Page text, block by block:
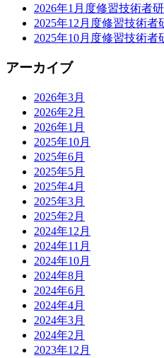
2026年1月度修習技術者
2025年12月度修習技術者
2025年10月度修習技術
アーカイブ
2026年3月
2026年2月
2026年1月
2025年10月
2025年6月
2025年5月
2025年4月
2025年3月
2025年2月
2024年12月
2024年11月
2024年10月
2024年8月
2024年6月
2024年4月
2024年3月
2024年2月
2023年12月